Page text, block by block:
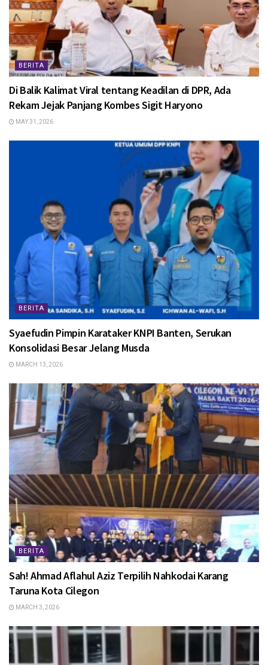
BERITA
Di Balik Kalimat Viral tentang Keadilan di DPR, Ada
Rekam Jejak Panjang Kombes Sigit Haryono
MAY 31, 2026
BERITA
Syaefudin Pimpin Karataker KNPI Banten, Serukan
Konsolidasi Besar Jelang Musda
MARCH 13, 2026
BERITA
Sah! Ahmad Aflahul Aziz Terpilih Nahkodai Karang
Taruna Kota Cilegon
MARCH 3, 2026